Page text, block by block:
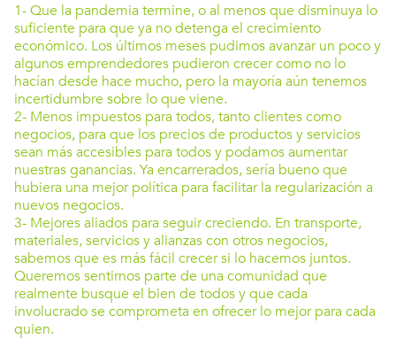
1- Que la pandemia termine, o al menos que disminuya lo
suficiente para que ya no detenga el crecimiento
económico. Los últimos meses pudimos avanzar un poco y
algunos emprendedores pudieron crecer como no lo
hacían desde hace mucho, pero la mayoría aún tenemos
incertidumbre sobre lo que viene.
2- Menos impuestos para todos, tanto clientes como
negocios, para que los precios de productos y servicios
sean más accesibles para todos y podamos aumentar
nuestras ganancias. Ya encarrerados, sería bueno que
hubiera una mejor política para facilitar la regularización a
nuevos negocios.
3- Mejores aliados para seguir creciendo. En transporte,
materiales, servicios y alianzas con otros negocios,
sabemos que es más fácil crecer si lo hacemos juntos.
Queremos sentirnos parte de una comunidad que
realmente busque el bien de todos y que cada
involucrado se comprometa en ofrecer lo mejor para cada
quien.